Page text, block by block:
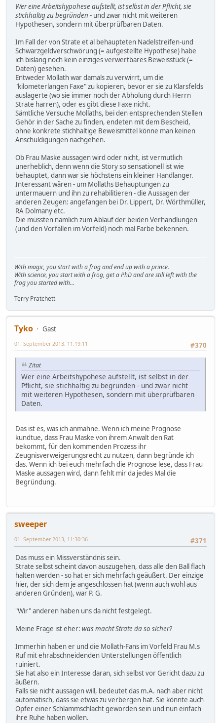
Wer eine Arbeitshypohese aufstellt, ist selbst in der Pflicht, sie
stichhaltig zu begründen - und zwar nicht mit weiteren
Hypothesen, sondern mit überprüfbaren Daten.
Im Fall der von Strate et al behaupteten Nadelstreifen-und
Schwarzgeldverschwörung (= aufgestellte Hypothese) habe
ich bislang noch kein einziges verwertbares Beweisstück (=
Daten) gesehen.
Entweder Mollath war damals zu verwirrt, um die
"kilometerlangen Faxe" zu kopieren, bevor er sie zu Klarsfelds
auslagerte (wo sie immer noch der Abholung durch Herrn
Strate harren), oder es gibt diese Faxe nicht.
Sämtliche Versuche Mollaths, bei den entsprechenden Stellen
Gehör in der Sache zu finden, endeten mit dem Bescheid,
ohne konkrete stichhaltige Beweismittel könne man keinen
Anschuldigungen nachgehen.
Ob Frau Maske aussagen wird oder nicht, ist vermutlich
unerheblich, denn wenn die Story so sensationell ist wie
behauptet, dann war sie höchstens ein kleiner Handlanger.
Interessant wären - um Mollaths Behauptungen zu
untermauern und ihn zu rehabilitieren - die Aussagen der
anderen Zeugen: angefangen bei Dr. Lippert, Dr. Wörthmüller,
RA Dolmany etc.
Die müssten nämlich zum Ablauf der beiden Verhandlungen
(und den Vorfällen im Vorfeld) noch mal Farbe bekennen.
With magic, you start with a frog and end up with a prince.
With science, you start with a frog, get a PhD and are still left with the
frog you started with...
Terry Pratchett
Tyko
Gast
#370
01. September 2013, 11:19:11
Zitat
Wer eine Arbeitshypohese aufstellt, ist selbst in der
Pflicht, sie stichhaltig zu begründen - und zwar nicht
mit weiteren Hypothesen, sondern mit überprüfbaren
Daten.
Das ist es, was ich anmahne. Wenn ich meine Prognose
kundtue, dass Frau Maske von ihrem Anwalt den Rat
bekommt, für den kommenden Prozess ihr
Zeugnisverweigerungsrecht zu nutzen, dann begründe ich
das. Wenn ich bei euch mehrfach die Prognose lese, dass Frau
Maske aussagen wird, dann fehlt mir da jedes Mal die
Begründung.
sweeper
#371
01. September 2013, 11:30:36
Das muss ein Missverständnis sein.
Strate selbst scheint davon auszugehen, dass alle den Ball flach
halten werden - so hat er sich mehrfach geäußert. Der einzige
hier, der sich dem je angeschlossen hat (wenn auch wohl aus
anderen Gründen), war P. G.
"Wir" anderen haben uns da nicht festgelegt.
Meine Frage ist eher: was macht Strate da so sicher?
Immerhin haben er und die Mollath-Fans im Vorfeld Frau M.s
Ruf mit ehrabschneidenden Unterstellungen öffentlich
ruiniert.
Sie hat also ein Interesse daran, sich selbst vor Gericht dazu zu
äußern.
Falls sie nicht aussagen will, bedeutet das m.A. nach aber nicht
automatisch, dass sie etwas zu verbergen hat. Sie könnte auch
Opfer einer Schlammschlacht geworden sein und nun einfach
ihre Ruhe haben wollen.